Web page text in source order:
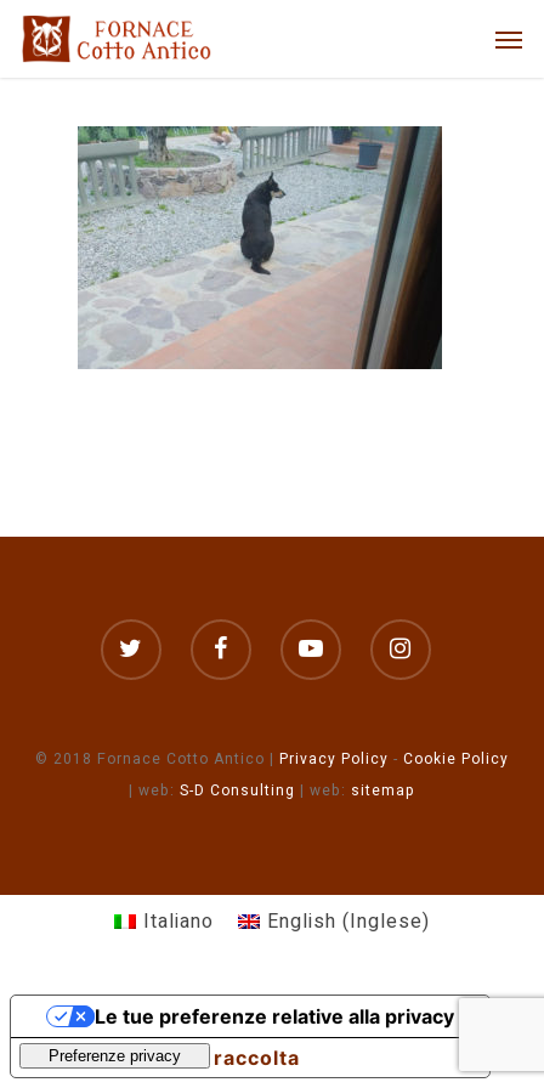
© 2018 Fornace Cotto Antico | Privacy Policy - Cookie Policy
| web: S-D Consulting | web: sitemap
Italiano English (Inglese)
Informativa sulla raccolta
Le tue preferenze relative alla privacy